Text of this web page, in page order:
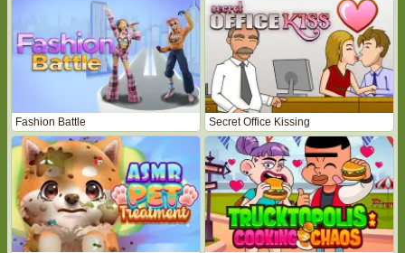
Fashion Battle Secret Office Kissing